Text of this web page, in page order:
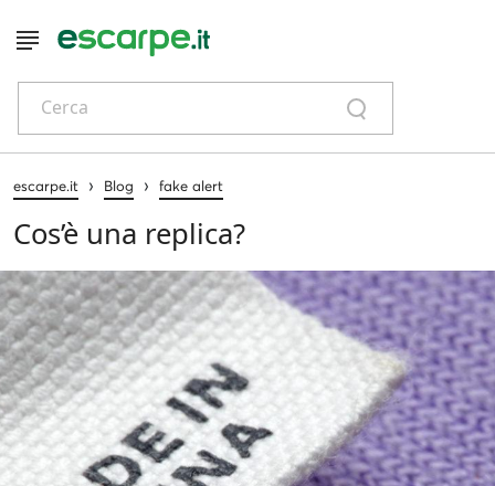
Cerca
escarpe.it › Blog › fake alert
Cos’è una replica?